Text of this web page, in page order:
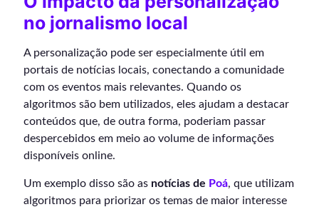
no jornalismo local
A personalização pode ser especialmente útil em
portais de notícias locais, conectando a comunidade
com os eventos mais relevantes. Quando os
algoritmos são bem utilizados, eles ajudam a destacar
conteúdos que, de outra forma, poderiam passar
despercebidos em meio ao volume de informações
disponíveis online.
Um exemplo disso são as notícias de Poá, que utilizam
algoritmos para priorizar os temas de maior interesse